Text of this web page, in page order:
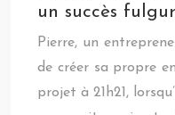
un succès
Pierre, un
de créer sa propre
projet à 21h21,